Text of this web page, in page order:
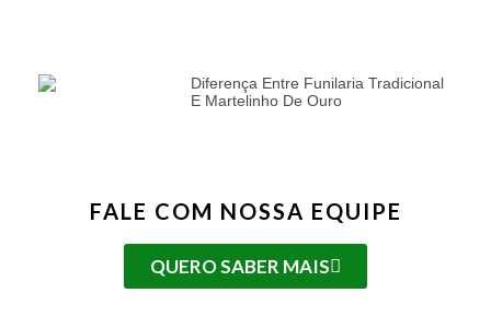
Diferença Entre Funilaria Tradicional
E Martelinho De Ouro
FALE COM NOSSA EQUIPE
QUERO SABER MAIS